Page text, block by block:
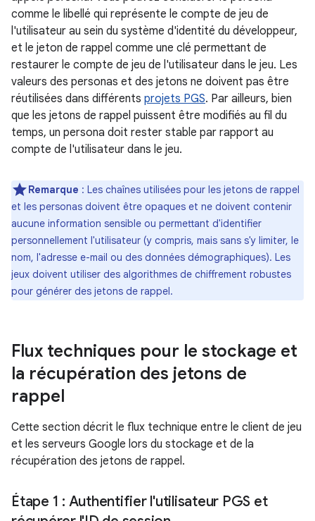
comme le libellé qui représente le compte de jeu de
l'utilisateur au sein du système d'identité du développeur,
et le jeton de rappel comme une clé permettant de
restaurer le compte de jeu de l'utilisateur dans le jeu. Les
valeurs des personas et des jetons ne doivent pas être
réutilisées dans différents projets PGS. Par ailleurs, bien
que les jetons de rappel puissent être modifiés au fil du
temps, un persona doit rester stable par rapport au
compte de l'utilisateur dans le jeu.
Remarque : Les chaînes utilisées pour les jetons de rappel
et les personas doivent être opaques et ne doivent contenir
aucune information sensible ou permettant d'identifier
personnellement l'utilisateur (y compris, mais sans s'y limiter, le
nom, l'adresse e-mail ou des données démographiques). Les
jeux doivent utiliser des algorithmes de chiffrement robustes
pour générer des jetons de rappel.
Flux techniques pour le stockage et
la récupération des jetons de
rappel
Cette section décrit le flux technique entre le client de jeu
et les serveurs Google lors du stockage et de la
récupération des jetons de rappel.
Étape 1 : Authentifier l'utilisateur PGS et